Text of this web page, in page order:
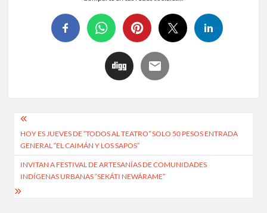
HOY ES JUEVES DE “TODOS AL TEATRO” SOLO 50 PESOS ENTRADA
GENERAL “EL CAIMÁN Y LOS SAPOS”
INVITAN A FESTIVAL DE ARTESANÍAS DE COMUNIDADES
INDÍGENAS URBANAS “SEKÁTI NEWÁRAME”